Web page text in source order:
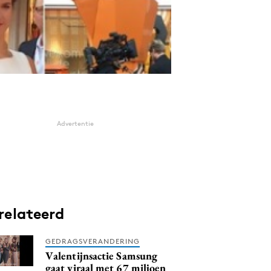
Advertentie
GEDRAGSVERANDERING
Valentijnsactie Samsung
gaat viraal met 67 miljoen